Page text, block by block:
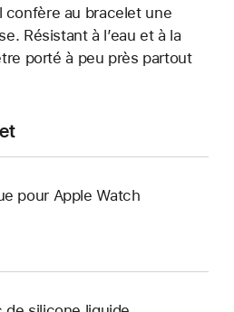
au bracelet une
Résistant à l’eau et à la
porté à peu près partout
pour Apple Watch